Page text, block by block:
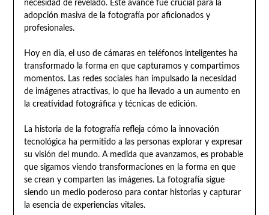
necesidad de revelado. Este avance fue crucial para la
adopción masiva de la fotografía por aficionados y
profesionales.
Hoy en día, el uso de cámaras en teléfonos inteligentes ha
transformado la forma en que capturamos y compartimos
momentos. Las redes sociales han impulsado la necesidad
de imágenes atractivas, lo que ha llevado a un aumento en
la creatividad fotográfica y técnicas de edición.
La historia de la fotografía refleja cómo la innovación
tecnológica ha permitido a las personas explorar y expresar
su visión del mundo. A medida que avanzamos, es probable
que sigamos viendo transformaciones en la forma en que
se crean y comparten las imágenes. La fotografía sigue
siendo un medio poderoso para contar historias y capturar
la esencia de experiencias vitales.